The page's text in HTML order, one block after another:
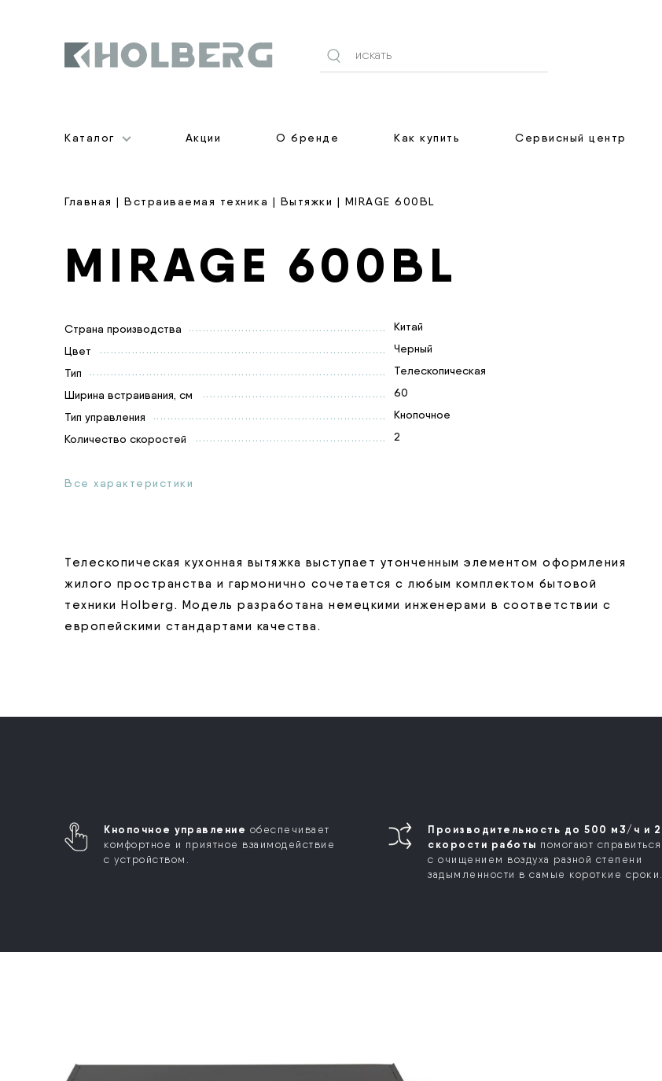
Каталог Акции О бренде Как купить Сервисный центр
Главная | Встраиваемая техника | Вытяжки | MIRAGE 600BL
MIRAGE 600BL
Страна производства
Китай
Цвет
Черный
Тип
Телескопическая
Ширина встраивания, см
60
Тип управления
Кнопочное
Количество скоростей
2
Все характеристики
Телескопическая кухонная вытяжка выступает утонченным элементом оформления
жилого пространства и гармонично сочетается с любым комплектом бытовой
техники Holberg. Модель разработана немецкими инженерами в соответствии с
европейскими стандартами качества.
Кнопочное управление обеспечивает
комфортное и приятное взаимодействие
с устройством.
Производительность до 500 м3/ч и 2
скорости работы помогают справиться
с очищением воздуха разной степени
задымленности в самые короткие сроки.